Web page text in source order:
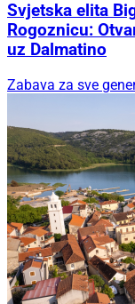
Svjetska elita
Rogoznicu:
uz Dalmatino
Zabava za sve